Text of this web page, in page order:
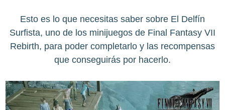
Esto es lo que necesitas saber sobre El Delfín
Surfista, uno de los minijuegos de Final Fantasy VII
Rebirth, para poder completarlo y las recompensas
que conseguirás por hacerlo.